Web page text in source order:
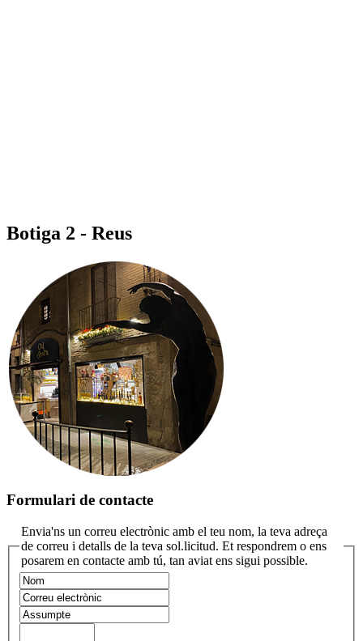
Botiga 2 - Reus
Formulari de contacte
Envia'ns un correu electrònic amb el teu nom, la teva adreça
de correu i detalls de la teva sol.licitud. Et respondrem o ens
posarem en contacte amb tú, tan aviat ens sigui possible.